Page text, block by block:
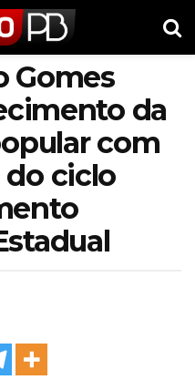
Gomes
da
com
ciclo